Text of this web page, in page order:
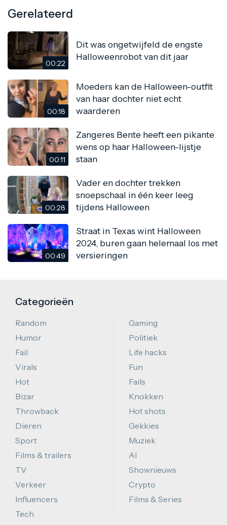
Gerelateerd
00:22
Dit was ongetwijfeld de engste
Halloweenrobot van dit jaar
00:18
Moeders kan de Halloween-outfit
van haar dochter niet echt
waarderen
00:11
Zangeres Bente heeft een pikante
wens op haar Halloween-lijstje
staan
00:28
Vader en dochter trekken
snoepschaal in één keer leeg
tijdens Halloween
00:49
Straat in Texas wint Halloween
2024, buren gaan helemaal los met
versieringen
Categorieën
Random
Humor
Fail
Virals
Hot
Bizar
Throwback
Dieren
Sport
Films & trailers
TV
Verkeer
Influencers
Tech
Gaming
Politiek
Life hacks
Fun
Fails
Knokken
Hot shots
Gekkies
Muziek
AI
Shownieuws
Crypto
Films & Series